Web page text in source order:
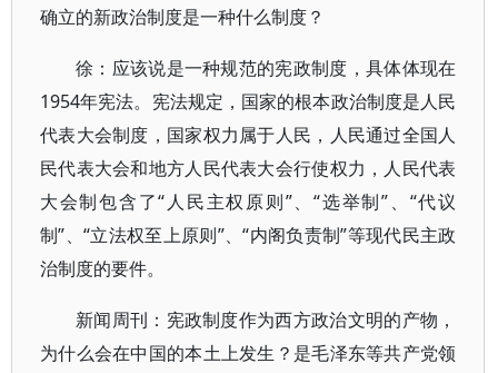
确立的新政治制度是一种什么制度？
徐：应该说是一种规范的宪政制度，具体体现在
1954年宪法。宪法规定，国家的根本政治制度是人民
代表大会制度，国家权力属于人民，人民通过全国人
民代表大会和地方人民代表大会行使权力，人民代表
大会制包含了“人民主权原则”、“选举制”、“代议
制”、“立法权至上原则”、“内阁负责制”等现代民主政
治制度的要件。
新闻周刊：宪政制度作为西方政治文明的产物，
为什么会在中国的本土上发生？是毛泽东等共产党领